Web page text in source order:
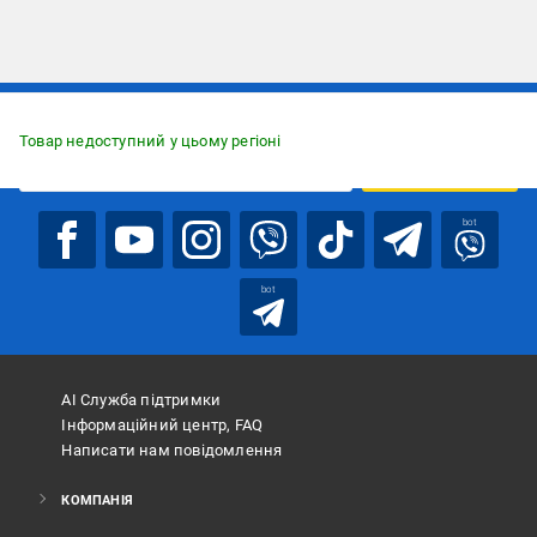
Товар недоступний у цьому регіоні
bot
bot
АІ Служба підтримки
Інформаційний центр, FAQ
Написати нам повідомлення
КОМПАНІЯ